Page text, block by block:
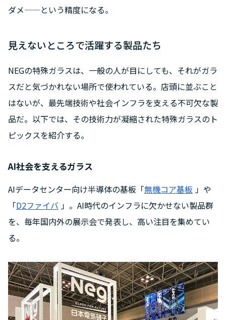
ダメ——という精度になる。
見えないところで活躍する製品たち
NEGの特殊ガラスは、一般の人が目にしても、それがガラ
スだと気づかれない場所で使われている。店頭に並ぶこと
はないが、最先端技術や社会インフラを支える不可欠な製
品だ。以下では、その技術力が凝縮された特殊ガラスのト
ピックスを紹介する。
AI社会を支えるガラス
AIデータセンター向け半導体の基板「無機コア基板 」や
「D2ファイバ 」。AI時代のインフラに欠かせない製品群
を、毎年国内外の展示会で発表し、高い注目を集めてい
る。